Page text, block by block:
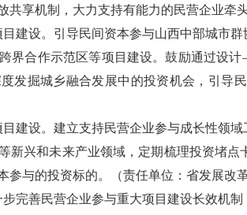
共享机制，大力支持有能力的民营企业牵
建设。引导民间资本参与山西中部城市
界合作示范区等项目建设。鼓励通过
发掘城乡融合发展中的投资机会，引导
建设。建立支持民营企业参与成长性领
新兴和未来产业领域，定期梳理投资堵
与的投资标的。（责任单位：省发展改
完善民营企业参与重大项目建设长效机